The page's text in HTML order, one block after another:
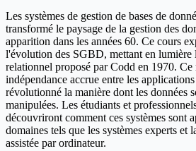
Les systèmes de gestion de bases de
transformé le paysage de la gestion des
apparition dans les années 60. Ce cours
l'évolution des SGBD, mettant en lumière
relationnel proposé par Codd en 1970. Ce
indépendance accrue entre les
révolutionné la manière dont les données
manipulées. Les étudiants et
découvriront comment ces systèmes sont
domaines tels que les systèmes experts et
assistée par ordinateur.